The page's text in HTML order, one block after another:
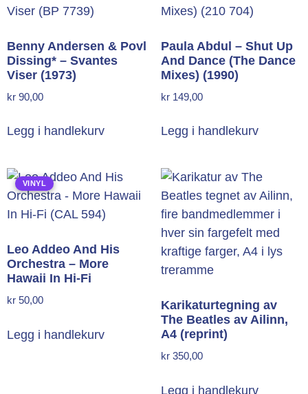
Benny Andersen & Povl
Dissing* – Svantes
Viser (1973)
kr 90,00
Legg i handlekurv
Paula Abdul – Shut Up
And Dance (The Dance
Mixes) (1990)
kr 149,00
Legg i handlekurv
VINYL
Leo Addeo And His
Orchestra – More
Hawaii In Hi-Fi
kr 50,00
Legg i handlekurv
Karikaturtegning av
The Beatles av Ailinn,
A4 (reprint)
kr 350,00
Legg i handlekurv